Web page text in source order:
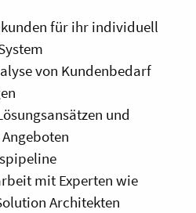
für ihr individuell
von Kundenbedarf
und
mit Experten wie
Architekten